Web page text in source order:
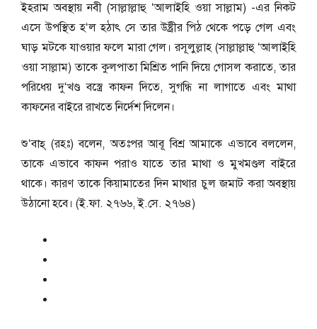
ইহরাম অবস্থায় নবী (সাল্লাল্লাহু ‘আলাইহি ওয়া সাল্লাম) -এর নিকট
এসে উপস্থিত হ‘ল হঠাৎ সে তার উষ্ট্রীর পিঠ থেকে পড়ে গেল এবং
ঘাড় মটকে যাওয়ার ফলে মারা গেল। রসূলুল্লাহ (সাল্লাল্লাহু ‘আলাইহি
ওয়া সাল্লাম) তাকে কুলপাতা মিশ্রিত পানি দিয়ে গোসল করাতে, তার
পরিধেয় দু‘খণ্ড বস্ত্রে কাফন দিতে, সুগন্ধি না লাগাতে এবং মাথা
কাফনের বাইরে রাখতে নির্দেশ দিলেন।
শু‘বাহ্ (রহঃ) বলেন, অতঃপর আবূ বিশ্র আমাকে এভাবে বললেন,
তাকে এভাবে কাফন পরাও যাতে তার মাথা ও মুখমণ্ডল বাইরে
থাকে। কারণ তাকে কিয়ামাতের দিন মাথার চুল জমাট করা অবস্থায়
উঠানো হবে। (ই.ফা. ২৭৬৬, ই.সে. ২৭৬৪)